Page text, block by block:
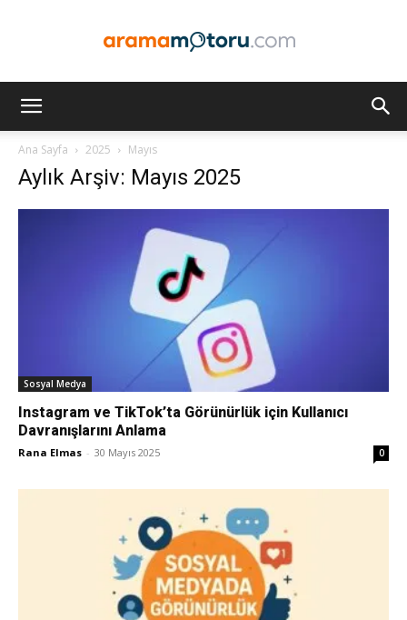
Optimizasyonu
ve
–
SEO,
Ana Sayfa 2025 Mayıs
Aylık Arşiv: Mayıs 2025
Sosyal Medya
Instagram ve TikTok’ta Görünürlük için Kullanıcı
Davranışlarını Anlama
Rana Elmas - 30 Mayıs 2025 0